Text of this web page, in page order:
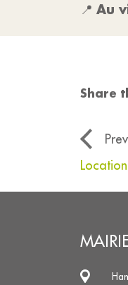
📍 Au
Share